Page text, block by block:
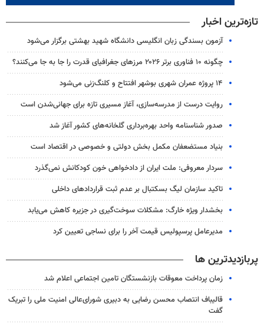
تازه‌ترین اخبار
آزمون بسندگی زبان انگلیسی دانشگاه شهید بهشتی برگزار می‌شود
چگونه ۱۰ فناوری برتر ۲۰۲۶ مرزهای جغرافیای قدرت را جا به جا می‌کنند؟
۱۴ پروژه عمران شهری بوشهر افتتاح و کلنگ‌زنی می‌شود
روایت درست از مدرسه‌سازی، آغاز مسیری تازه برای جهانی‌شدن است
صدور شناسنامه واحد بهره‌برداری گلخانه‌های کشور آغاز شد
بنیاد مستضعفان مکمل بخش دولتی و خصوصی در اقتصاد است
سردار معروفی: ملت ایران از دادخواهی خون کودکانش نمی‌گذرد
تاکید سازمان لیگ بسکتبال بر عدم ثبت قراردادهای داخلی
بخشدار ویژه خارگ: مشکلات سوخت‌گیری در جزیره کاهش می‌یابد
مدیرعامل پرسپولیس قیمت آخر را برای نساجی تعیین کرد
پربازدیدترین ها
زمان پرداخت معوقات بازنشستگان تامین اجتماعی اعلام شد
قالیباف انتصاب محسن رضایی به دبیری شورای‌عالی امنیت ملی را تبریک
گفت